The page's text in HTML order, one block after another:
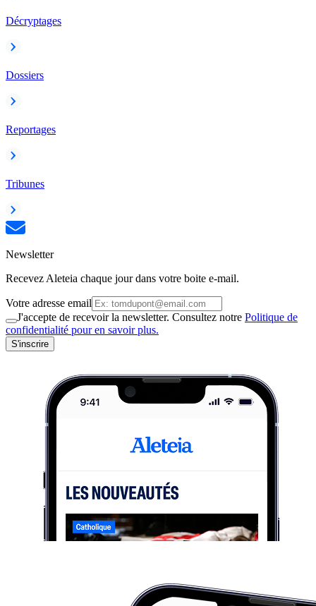
Décryptages
Dossiers
Reportages
Tribunes
Newsletter
Recevez Aleteia chaque jour dans votre boite e-mail.
Votre adresse email
J'accepte de recevoir la newsletter. Consultez notre Politique de
confidentialité pour en savoir plus.
S'inscrire